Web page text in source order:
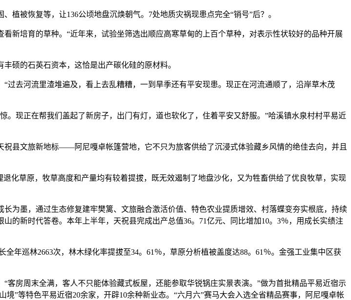
被恢复等，让136公顷地盘沉焕朝气。7处地质灾祸现患点完全“销号”后？。
培育的草种。“近年来，试验坐筛选出顺应高寒草甸的上百个草种，对表示性状较好的品种开展
硕的石英石资本，这恰是出产碳化硅的原材料。
去河流里渣堆遍及，看上去乱糟糟，一到旱季还有平安现患。现正在河流通顺了，沿岸草木茂
现正在帮我们盖起了新房子，出门有灯，道也软化了，住着平安又舒服。”哈溪镇水泉村村平易近
县文旅新地标——阿尼嘎卓帐篷营地，它不只为旅客供给了沉浸式体验藏乡风情的绝佳去向，并且
草原，牧草高度和产量均有较着提拔，既无效遏制了地盘沙化，又为牲畜供给了优良牧草，实现
墨，通过生态修复建牢樊篱、文旅融合激活价值、特色农业提质增效、村落蝶变夯实根底，持续
的新时代答卷。本年上半年，天祝县完成出产总值36。71亿元、同比增加10。3％，用成长实绩注
巡林2663次，林木绿化率提拔至34。61％，草原分析植被盖度达88。61％。金强工业集中区获
房周末全满，客人不只能体验藏式板屋，还能参取华锐锅庄实景表演。”做为首批精品平易近宿示
”等特色平易近宿20余家，开辟10余种新业态。“六月六”赛马大会入选全省精品赛事，阿尼嘎卓帐